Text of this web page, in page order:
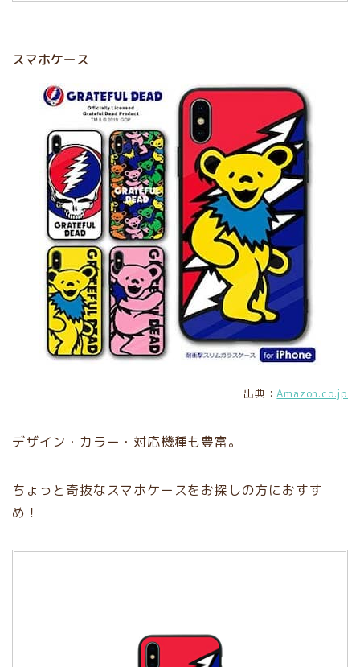
スマホケース
出典：Amazon.co.jp
デザイン・カラー・対応機種も豊富。
ちょっと奇抜なスマホケースをお探しの方におすす
め！